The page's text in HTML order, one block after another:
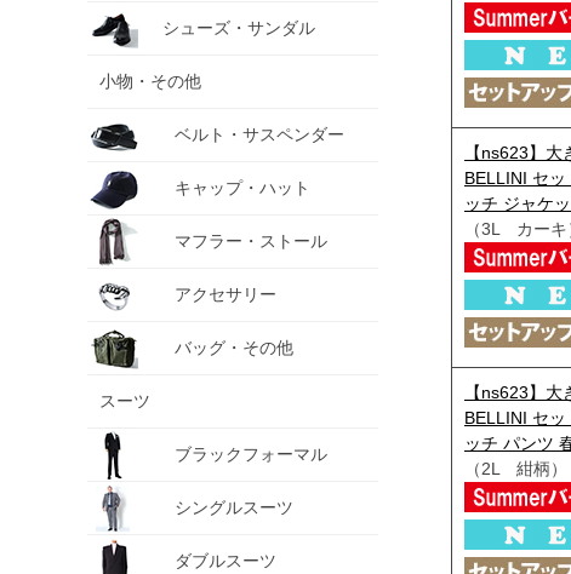
シューズ・サンダル
小物・その他
ベルト・サスペンダー
キャップ・ハット
マフラー・ストール
アクセサリー
バッグ・その他
スーツ
ブラックフォーマル
シングルスーツ
ダブルスーツ
【ns623】
BELLINI セ
ッチ ジャケ
（3L カーキ
【ns623】
BELLINI セ
ッチ パンツ
（2L 紺柄）